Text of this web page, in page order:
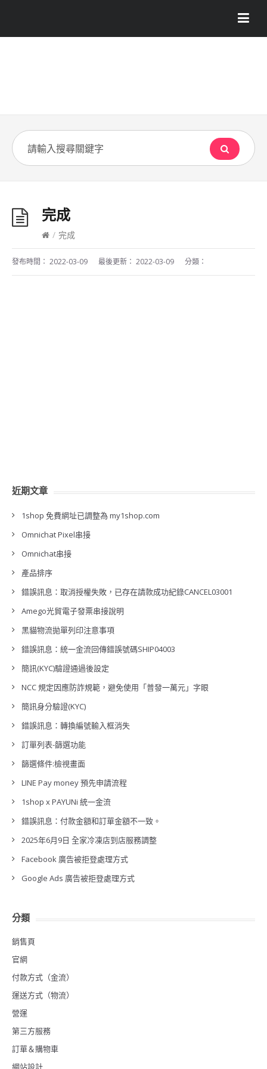
完成
/ 完成
發布時間： 2022-03-09 最後更新： 2022-03-09 分類：
近期文章
1shop 免費網址已調整為 my1shop.com
Omnichat Pixel串接
Omnichat串接
產品排序
錯誤訊息：取消授權失敗，已存在請款成功紀錄CANCEL03001
Amego光貿電子發票串接說明
黑貓物流拋單列印注意事項
錯誤訊息：統一金流回傳錯誤號碼SHIP04003
簡訊(KYC)驗證通過後設定
NCC 規定因應防詐規範，避免使用「普發一萬元」字眼
簡訊身分驗證(KYC)
錯誤訊息：轉換編號輸入框消失
訂單列表-篩選功能
篩選條件:檢視畫面
LINE Pay money 預先申請流程
1shop x PAYUNi 統一金流
錯誤訊息：付款金額和訂單金額不一致。
2025年6月9日 全家冷凍店到店服務調整
Facebook 廣告被拒登處理方式
Google Ads 廣告被拒登處理方式
分類
銷售頁
官網
付款方式（金流）
運送方式（物流）
營運
第三方服務
訂單＆購物車
網站設計